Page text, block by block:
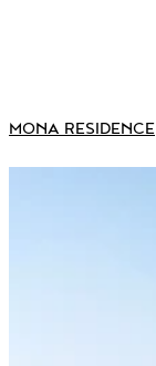
MONA RESIDENCE